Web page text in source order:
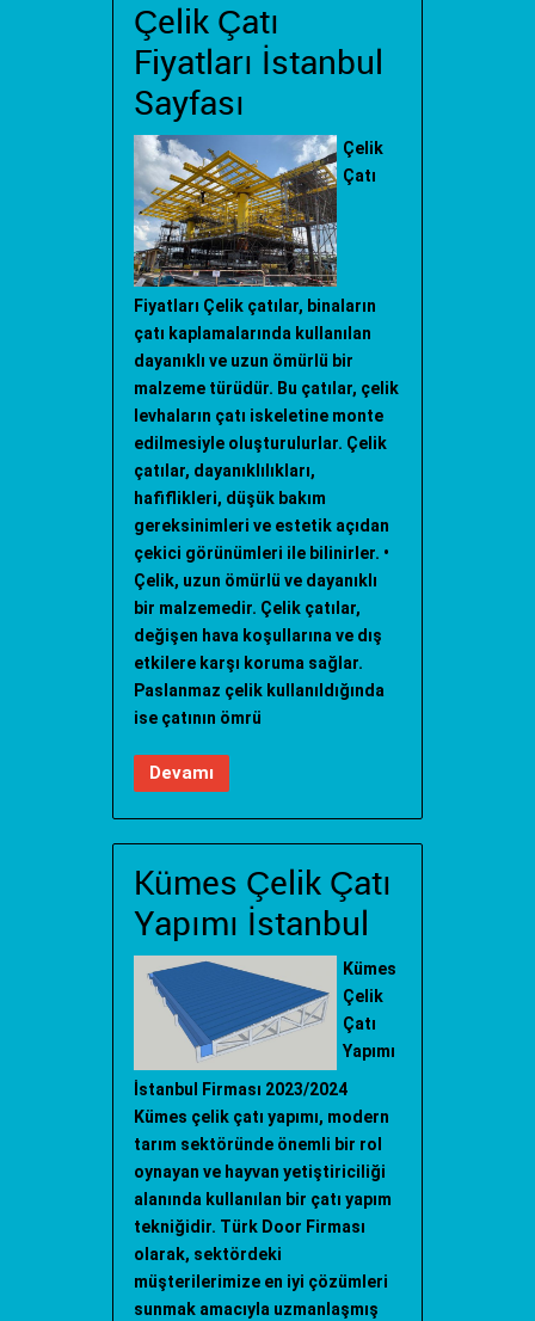
Çelik Çatı
Fiyatları İstanbul
Sayfası
Çelik
Çatı
Fiyatları Çelik çatılar, binaların
çatı kaplamalarında kullanılan
dayanıklı ve uzun ömürlü bir
malzeme türüdür. Bu çatılar, çelik
levhaların çatı iskeletine monte
edilmesiyle oluşturulurlar. Çelik
çatılar, dayanıklılıkları,
hafiflikleri, düşük bakım
gereksinimleri ve estetik açıdan
çekici görünümleri ile bilinirler. •
Çelik, uzun ömürlü ve dayanıklı
bir malzemedir. Çelik çatılar,
değişen hava koşullarına ve dış
etkilere karşı koruma sağlar.
Paslanmaz çelik kullanıldığında
ise çatının ömrü
Devamı
Kümes Çelik Çatı
Yapımı İstanbul
Kümes
Çelik
Çatı
Yapımı
İstanbul Firması 2023/2024
Kümes çelik çatı yapımı, modern
tarım sektöründe önemli bir rol
oynayan ve hayvan yetiştiriciliği
alanında kullanılan bir çatı yapım
tekniğidir. Türk Door Firması
olarak, sektördeki
müşterilerimize en iyi çözümleri
sunmak amacıyla uzmanlaşmış